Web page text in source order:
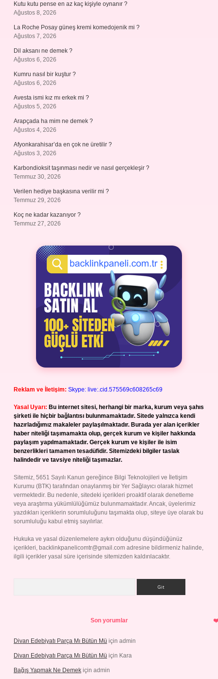
Kutu kutu pense en az kaç kişiyle oynanır ?
Ağustos 8, 2026
La Roche Posay güneş kremi komedojenik mi ?
Ağustos 7, 2026
Dil aksanı ne demek ?
Ağustos 6, 2026
Kumru nasıl bir kuştur ?
Ağustos 6, 2026
Avesta ismi kız mı erkek mi ?
Ağustos 5, 2026
Arapçada ha mim ne demek ?
Ağustos 4, 2026
Afyonkarahisar’da en çok ne üretilir ?
Ağustos 3, 2026
Karbondioksit taşınması nedir ve nasıl gerçekleşir ?
Temmuz 30, 2026
Verilen hediye başkasına verilir mi ?
Temmuz 29, 2026
Koç ne kadar kazanıyor ?
Temmuz 27, 2026
Reklam ve İletişim: Skype: live:.cid.575569c608265c69
Yasal Uyarı: Bu internet sitesi, herhangi bir marka, kurum veya şahıs
şirketi ile hiçbir bağlantısı bulunmamaktadır. Sitede yalnızca kendi
hazırladığımız makaleler paylaşılmaktadır. Burada yer alan içerikler
haber niteliği taşımamakta olup, gerçek kurum ve kişiler hakkında
paylaşım yapılmamaktadır. Gerçek kurum ve kişiler ile isim
benzerlikleri tamamen tesadüfidir. Sitemizdeki bilgiler taslak
halindedir ve tavsiye niteliği taşımazlar.
Sitemiz, 5651 Sayılı Kanun gereğince Bilgi Teknolojileri ve İletişim
Kurumu (BTK) tarafından onaylanmış bir Yer Sağlayıcı olarak hizmet
vermektedir. Bu nedenle, sitedeki içerikleri proaktif olarak denetleme
veya araştırma yükümlülüğümüz bulunmamaktadır. Ancak, üyelerimiz
yazdıkları içeriklerin sorumluluğunu taşımakta olup, siteye üye olarak bu
sorumluluğu kabul etmiş sayılırlar.
Hukuka ve yasal düzenlemelere aykırı olduğunu düşündüğünüz
içerikleri, backlinkpanelicomtr@gmail.com adresine bildirmeniz halinde,
ilgili içerikler yasal süre içerisinde sitemizden kaldırılacaktır.
Son yorumlar
Divan Edebiyatı Parça Mı Bütün Mü için admin
Divan Edebiyatı Parça Mı Bütün Mü için Kara
Bağış Yapmak Ne Demek için admin